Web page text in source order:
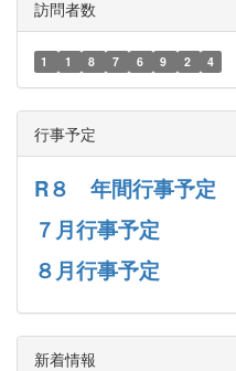
訪問者数
1 1 8 7 6 9 2 4
行事予定
R８ 年間行事予定
７月行事予定
８月行事予定
新着情報